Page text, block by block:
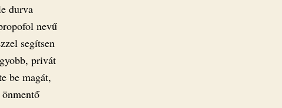
durva
nevű
segítsen
privát
be magát,